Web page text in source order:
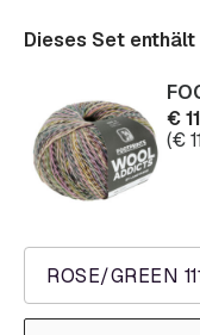
Dieses Set enthält
ROSE/GREEN
€
(€